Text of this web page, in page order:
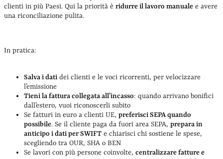
clienti in più Paesi. Qui la priorità è ridurre il lavoro manuale e avere
una riconciliazione pulita.
In pratica:
Salva i dati dei clienti e le voci ricorrenti, per velocizzare
l’emissione
Tieni la fattura collegata all’incasso: quando arrivano bonifici
dall’estero, vuoi riconoscerli subito
Se fatturi in euro a clienti UE, preferisci SEPA quando
possibile. Se il cliente paga da fuori area SEPA, prepara in
anticipo i dati per SWIFT e chiarisci chi sostiene le spese,
scegliendo tra OUR, SHA o BEN
Se lavori con più persone coinvolte, centralizzare fatture e